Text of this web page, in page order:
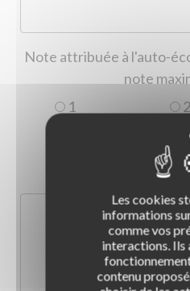
Note attribuée à l'auto-
1
2
5
Les cookies
informations
comme vos
interactions. Ils
contenu